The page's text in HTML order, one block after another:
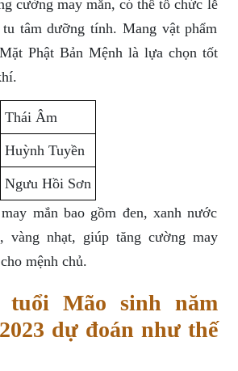
cường may mắn, có thể tổ chức lễ
tu tâm dưỡng tính. Mang vật phẩm
Phật Bản Mệnh là lựa chọn tốt
Thái Âm
Huỳnh Tuyền
Ngưu Hồi Sơn
mắn bao gồm đen, xanh nước
vàng nhạt, giúp tăng cường may
mệnh chủ.
Mão sinh năm
dự đoán như thế